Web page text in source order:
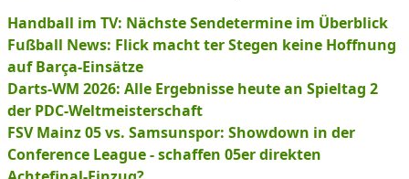
Handball im TV: Nächste Sendetermine im Überblick
Fußball News: Flick macht ter Stegen keine Hoffnung
auf Barça-Einsätze
Darts-WM 2026: Alle Ergebnisse heute an Spieltag 2
der PDC-Weltmeisterschaft
FSV Mainz 05 vs. Samsunspor: Showdown in der
Conference League - schaffen 05er direkten